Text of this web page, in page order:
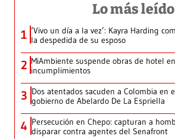
Lo más leído
1 ‘Vivo un día a la vez’: Kayra Harding
la despedida de su esposo
2 MiAmbiente suspende obras de hotel
incumplimientos
3 Dos atentados sacuden a Colombia en
gobierno de Abelardo De La Espriella
4 Persecución en Chepo: capturan a
disparar contra agentes del Senafront